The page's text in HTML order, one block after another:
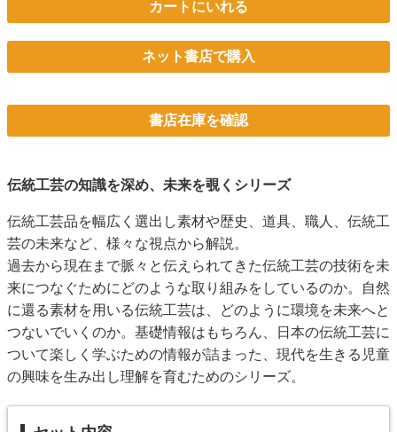
カートにいれる
ネット書店で購入
書店在庫を確認
伝統工芸の知識を深め、未来を覗くシリーズ
伝統工芸品を幅広く選出し素材や歴史、道具、職人、伝統工
芸の未来など、様々な視点から解説。
過去から現在まで脈々と伝えられてきた伝統工芸の技術を未
来につなぐためにどのような取り組みをしているのか。自然
に還る素材を用いる伝統工芸は、どのように環境を未来へと
つないでいくのか。基礎情報はもちろん、日本の伝統工芸に
ついて楽しく学ぶための情報が詰まった、現代を生きる児童
の興味を生み出し理解を育むためのシリーズ。